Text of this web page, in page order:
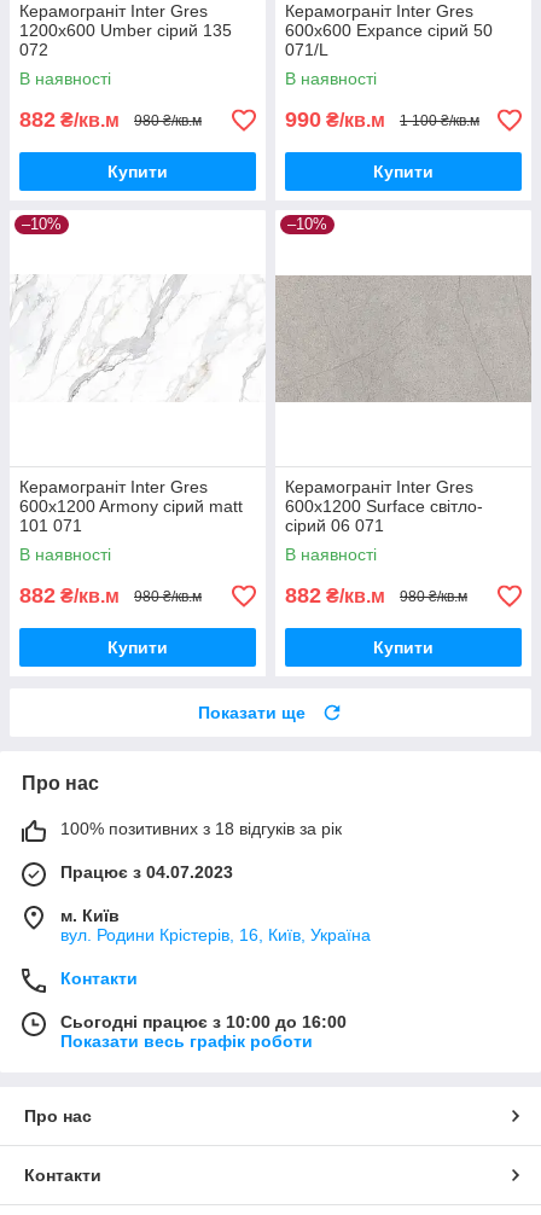
Керамограніт Inter Gres
1200x600 Umber сірий 135
072
В наявності
882 ₴/кв.м 980 ₴/кв.м
Купити
Керамограніт Inter Gres
600x600 Expance сірий 50
071/L
В наявності
990 ₴/кв.м 1 100 ₴/кв.м
Купити
–10%
Керамограніт Inter Gres
600x1200 Armony сірий matt
101 071
В наявності
882 ₴/кв.м 980 ₴/кв.м
Купити
–10%
Керамограніт Inter Gres
600x1200 Surface світло-
сірий 06 071
В наявності
882 ₴/кв.м 980 ₴/кв.м
Купити
Показати ще
Про нас
100% позитивних з 18 відгуків за рік
Працює з 04.07.2023
м. Київ
вул. Родини Крістерів, 16, Київ, Україна
Контакти
Сьогодні працює з 10:00 до 16:00
Показати весь графік роботи
Про нас
Контакти